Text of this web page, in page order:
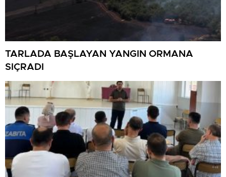
TARLADA BAŞLAYAN YANGIN ORMANA
SIÇRADI